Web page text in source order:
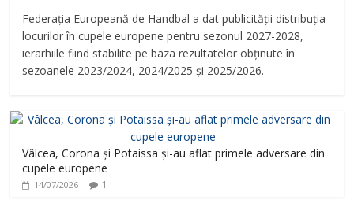
Federația Europeană de Handbal a dat publicității distribuția
locurilor în cupele europene pentru sezonul 2027-2028,
ierarhiile fiind stabilite pe baza rezultatelor obținute în
sezoanele 2023/2024, 2024/2025 și 2025/2026.
Vâlcea, Corona și Potaissa și-au aflat primele adversare din
cupele europene
14/07/2026 1